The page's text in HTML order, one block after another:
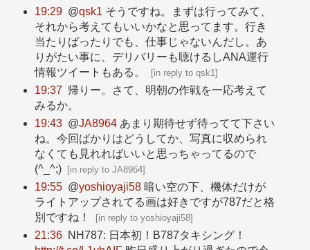
19:29 @qsk1 そうですね。まずは行ってみて、
それから考えてもいいかなと思ってます。行き
当たりばったりでも、仕事じゃないんだし。あ
りがたい事に、デリバリーも聴けるしANA運行
情報ツイートもある。
[in reply to qsk1 ]
19:37 帰りー。さて、明朝の作戦を一応考えて
みるか。
19:43 @JA8964あまり期待せず待ってて下さい
ね。今回ばかりはどうしてか、写真に収められ
なくても見れればいいと思っちゃってるので
(^_^;)[in reply to JA8964]
19:55 @yoshioyaji58暗い空の下、機体だけが
ライトアップされてる画は好きですが787だと格
別ですね！
[in reply to yoshioyaji58]
21:36
NH787: 日本初！B787タキシング！